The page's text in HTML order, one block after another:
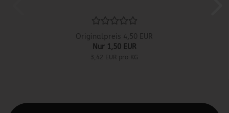
Originalpreis 4,50 EUR
Nur 1,50 EUR
3,42 EUR pro KG